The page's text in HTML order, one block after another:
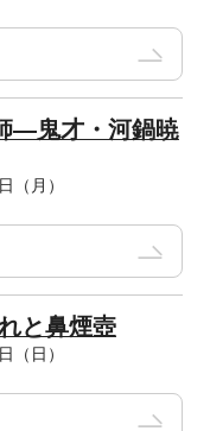
―鬼才・河鍋暁
（月）
と鼻煙壺
（日）